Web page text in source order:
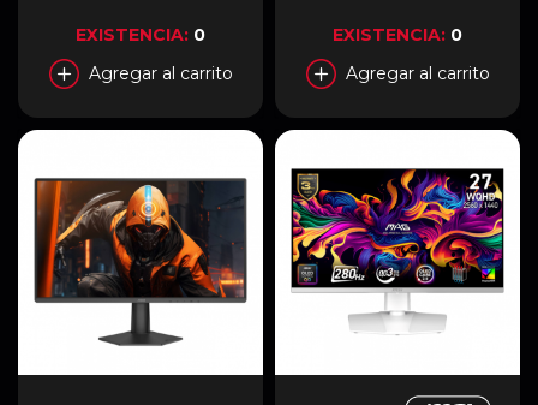
EXISTENCIA: 0
Agregar al carrito
EXISTENCIA: 0
Agregar al carrito